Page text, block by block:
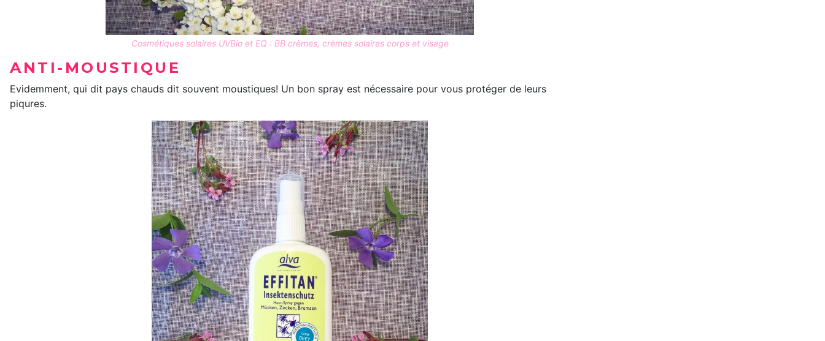
Cosmétiques solaires UVBio et EQ : BB crèmes, crèmes solaires corps et visage
ANTI-MOUSTIQUE
Evidemment, qui dit pays chauds dit souvent moustiques! Un bon spray est nécessaire pour vous protéger de leurs
piqures.